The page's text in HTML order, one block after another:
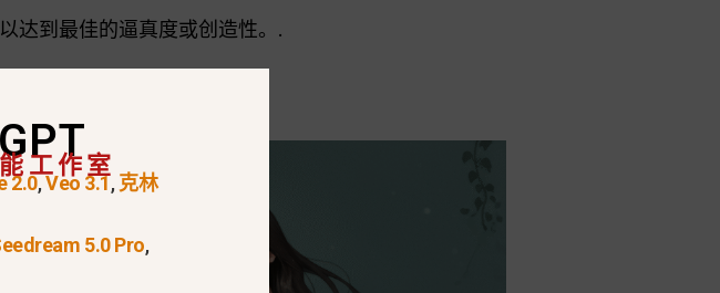
达到最佳的逼真度或创造性。.
.
工作室
2.0,Veo 3.1,克林
5.0 Pro,